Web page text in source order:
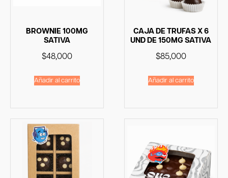
BROWNIE 100MG
SATIVA
$48,000
Añadir al carrito
CAJA DE TRUFAS X 6
UND DE 150MG SATIVA
$85,000
Añadir al carrito